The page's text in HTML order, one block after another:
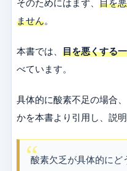
そのためにはまず、 目を
ません。
本書では、 目を悪くする
べています。
具体的に酸素不足の場合
かを本書より引用し、説明
酸素欠乏が具体的にど